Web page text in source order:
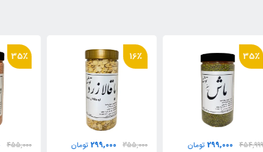
299,000
تومان
299,000
تومان
299,000